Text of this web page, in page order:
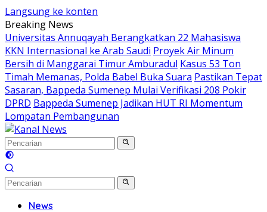
Langsung ke konten
Breaking News
Universitas Annuqayah Berangkatkan 22 Mahasiswa
KKN Internasional ke Arab Saudi Proyek Air Minum
Bersih di Manggarai Timur Amburadul Kasus 53 Ton
Timah Memanas, Polda Babel Buka Suara Pastikan Tepat
Sasaran, Bappeda Sumenep Mulai Verifikasi 208 Pokir
DPRD Bappeda Sumenep Jadikan HUT RI Momentum
Lompatan Pembangunan
News